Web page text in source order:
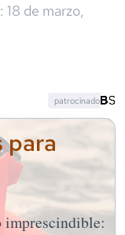
18 de marzo,
imprescindible:
patrocinado